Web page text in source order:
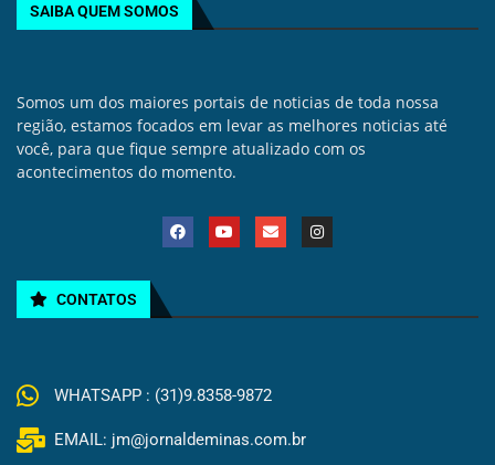
SAIBA QUEM SOMOS
Somos um dos maiores portais de noticias de toda nossa
região, estamos focados em levar as melhores noticias até
você, para que fique sempre atualizado com os
acontecimentos do momento.
CONTATOS
WHATSAPP : (31)9.8358-9872
EMAIL: jm@jornaldeminas.com.br